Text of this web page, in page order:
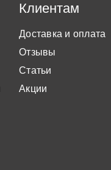
Клиентам
Доставка и оплата
Отзывы
Статьи
Акции